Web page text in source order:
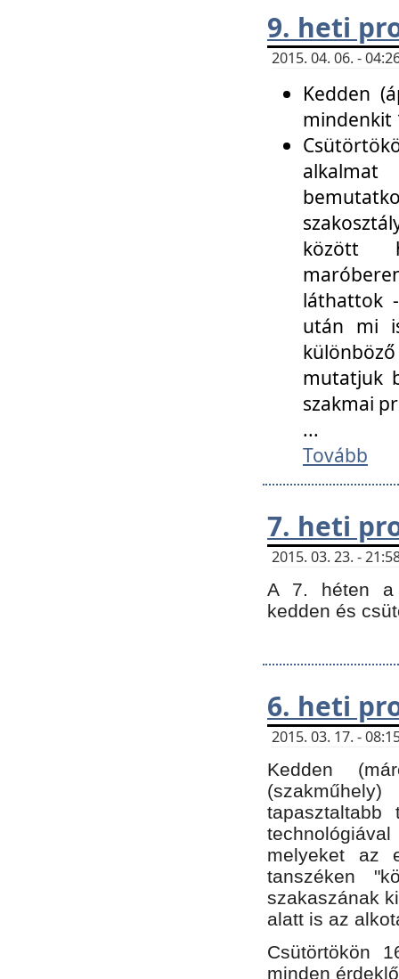
9. heti
2015. 04. 06. -
Kedden
mindenkit
között
láthattok
után mi
mutatjuk
szakmai
...
Tovább
7. heti
2015. 03. 23. -
A 7. héten a
kedden és
6. heti
2015. 03. 17. -
Kedden
tapasztaltabb
melyeket az
tanszéken
szakaszának
alatt is az
Csütörtökön
minden